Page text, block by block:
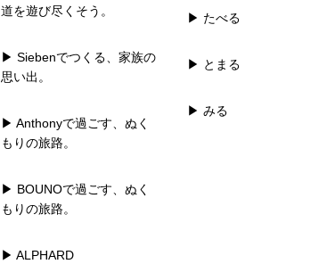
道を遊び尽くそう。
▶ Siebenでつくる、家族の
思い出。
▶ Anthonyで過ごす、ぬく
もりの旅路。
▶ BOUNOで過ごす、ぬく
もりの旅路。
▶ ALPHARD
▶ たべる
▶ とまる
▶ みる